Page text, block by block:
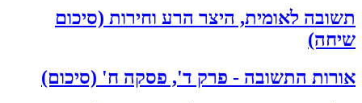
תשובה לאומית, היצר הרע וחירות (סיכום
שיחה)
אורות התשובה - פרק ד', פסקה ח' (סיכום)